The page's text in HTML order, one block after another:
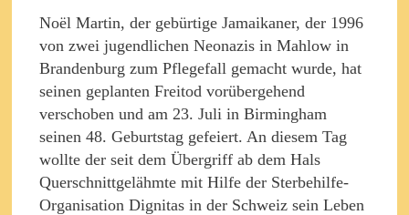
Noël Martin, der gebürtige Jamaikaner, der 1996
von zwei jugendlichen Neonazis in Mahlow in
Brandenburg zum Pflegefall gemacht wurde, hat
seinen geplanten Freitod vorübergehend
verschoben und am 23. Juli in Birmingham
seinen 48. Geburtstag gefeiert. An diesem Tag
wollte der seit dem Übergriff ab dem Hals
Querschnittgelähmte mit Hilfe der Sterbehilfe-
Organisation Dignitas in der Schweiz sein Leben